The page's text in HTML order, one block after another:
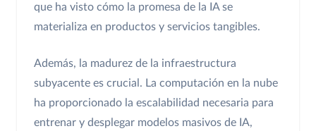
que ha visto cómo la promesa de la IA se
materializa en productos y servicios tangibles.
Además, la madurez de la infraestructura
subyacente es crucial. La computación en la nube
ha proporcionado la escalabilidad necesaria para
entrenar y desplegar modelos masivos de IA,